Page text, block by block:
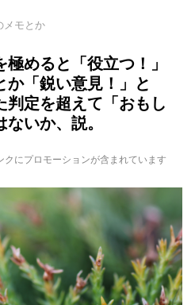
メモとか
めると「役立つ！」
か「鋭い意見！」と
判定を超えて「おもし
いか、説。
にプロモーションが含まれています